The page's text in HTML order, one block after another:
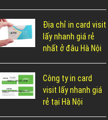
Địa chỉ in card visit
lấy nhanh giá rẻ
nhất ở đâu Hà Nội
Công ty in card
visit lấy nhanh giá
rẻ tại Hà Nội